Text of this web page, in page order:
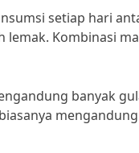
setiap hari
lemak. Kombinasi
banyak